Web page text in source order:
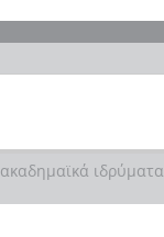
ακαδημαϊκά ιδρύματα